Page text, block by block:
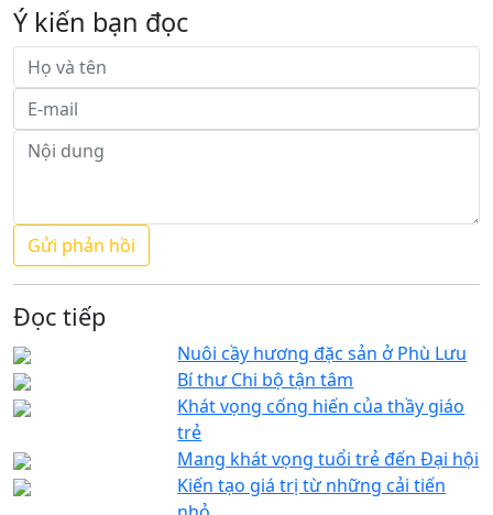
Ý kiến bạn đọc
Đọc tiếp
Nuôi cầy hương đặc sản ở Phù Lưu
Bí thư Chi bộ tận tâm
Khát vọng cống hiến của thầy giáo
trẻ
Mang khát vọng tuổi trẻ đến Đại hội
Kiến tạo giá trị từ những cải tiến